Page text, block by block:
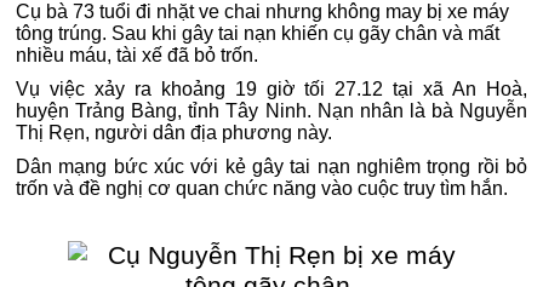
Cụ bà 73 tuổi đi nhặt ve chai nhưng không may bị xe máy
tông trúng. Sau khi gây tai nạn khiến cụ gãy chân và mất
nhiều máu, tài xế đã bỏ trốn.
Vụ việc xảy ra khoảng 19 giờ tối 27.12 tại xã An Hoà,
huyện Trảng Bàng, tỉnh Tây Ninh. Nạn nhân là bà Nguyễn
Thị Rẹn, người dân địa phương này.
Dân mạng bức xúc với kẻ gây tai nạn nghiêm trọng rồi bỏ
trốn và đề nghị cơ quan chức năng vào cuộc truy tìm hắn.